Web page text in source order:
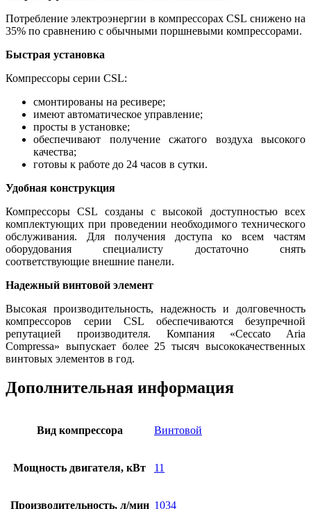
Потребление электроэнергии в компрессорах CSL снижено на
35% по сравнению с обычными поршневыми компрессорами.
Быстрая установка
Компрессоры серии CSL:
смонтированы на ресивере;
имеют автоматическое управление;
просты в установке;
обеспечивают получение сжатого воздуха высокого
качества;
готовы к работе до 24 часов в сутки.
Удобная конструкция
Компрессоры CSL созданы с высокой доступностью всех
комплектующих при проведении необходимого технического
обслуживания. Для получения доступа ко всем частям
оборудования специалисту достаточно снять
соответствующие внешние панели.
Надежный винтовой элемент
Высокая производительность, надежность и долговечность
компрессоров серии CSL обеспечиваются безупречной
репутацией производителя. Компания «Ceccato Aria
Compressa» выпускает более 25 тысяч высококачественных
винтовых элементов в год.
Дополнительная информация
Вид компрессора Винтовой
Мощность двигателя, кВт 11
Производительность, л/мин 1034